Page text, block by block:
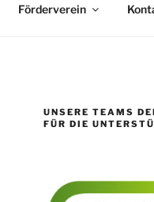
Förderverein
UNSERE TEAMS
FÜR DIE